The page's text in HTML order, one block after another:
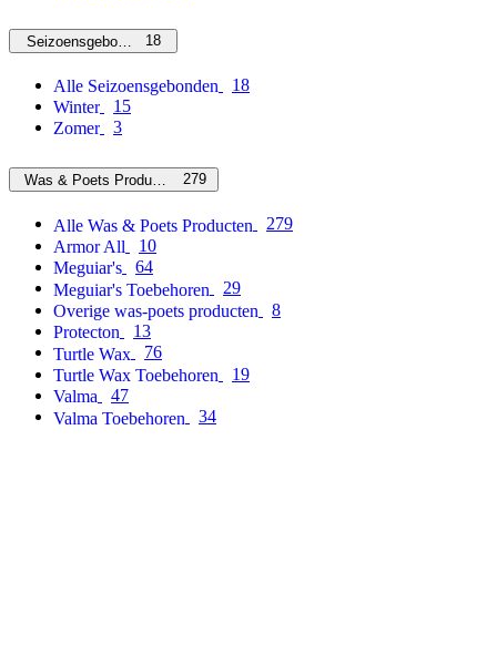
Seizoensgebonden18
Alle Seizoensgebonden
18
Winter
15
Zomer
3
Was & Poets Producten 279
Alle Was & Poets Producten
279
Armor All
10
Meguiar's
64
Meguiar's Toebehoren
29
Overige was-poets producten
8
Protecton
13
Turtle Wax
76
Turtle Wax Toebehoren
19
Valma
47
Valma Toebehoren
34